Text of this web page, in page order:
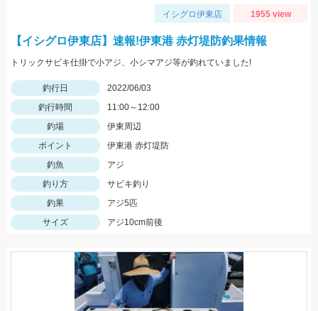
イシグロ伊東店 1955 view
【イシグロ伊東店】速報!伊東港 赤灯堤防釣果情報
トリックサビキ仕掛で小アジ、小シマアジ等が釣れていました!
釣行日
2022/06/03
釣行時間
11:00～12:00
釣場
伊東周辺
ポイント
伊東港 赤灯堤防
釣魚
アジ
釣り方
サビキ釣り
釣果
アジ5匹
サイズ
アジ10cm前後